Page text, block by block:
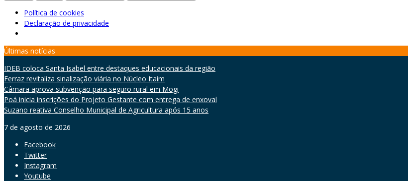
Política de cookies
Declaração de privacidade
Skip
content
Últimas notícias
IDEB coloca Santa Isabel entre destaques educacionais da região
Ferraz revitaliza sinalização viária no Núcleo Itaim
Câmara aprova subvenção para seguro rural em Mogi
Poá inicia inscrições do Projeto Gestante com entrega de enxoval
Suzano reativa Conselho Municipal de Agricultura após 15 anos
7 de agosto de 2026
Facebook
Twitter
Instagram
Youtube